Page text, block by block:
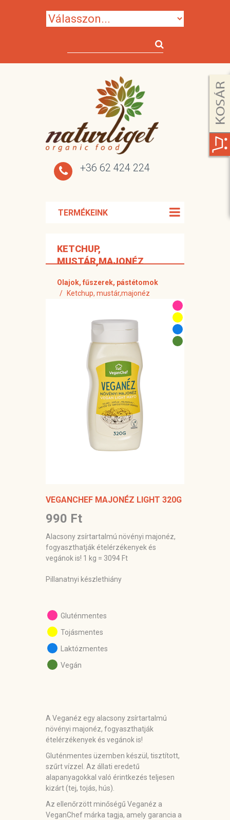
+36 62 424 224
TERMÉKEINK
KETCHUP,
MUSTÁR,MAJONÉZ
Olajok, fűszerek, pástétomok
Ketchup, mustár,majonéz
VEGANCHEF MAJONÉZ LIGHT 320G
990 Ft
Alacsony zsírtartalmú növényi majonéz,
fogyaszthatják ételérzékenyek és
vegánok is! 1 kg = 3094 Ft
Pillanatnyi készlethiány
Gluténmentes
Tojásmentes
Laktózmentes
Vegán
A Veganéz egy alacsony zsírtartalmú
növényi majonéz, fogyaszthatják
ételérzékenyek és vegánok is!
Gluténmentes üzemben készül, tisztított,
szűrt vízzel. Az állati eredetű
alapanyagokkal való érintkezés teljesen
kizárt (tej, tojás, hús).
Az ellenőrzött minőségű Veganéz a
VeganChef márka tagja, amely garancia a